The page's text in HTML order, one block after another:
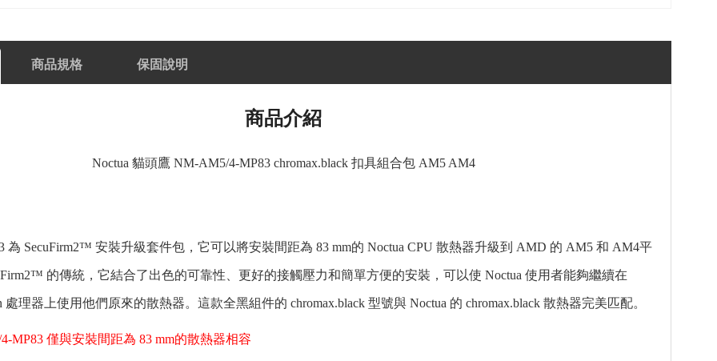
商品規格 保固說明
商品介紹
Noctua 貓頭鷹 NM-AM5/4-MP83 chromax.black 扣具組合包 AM5 AM4
為 SecuFirm2™ 安裝升級套件包，它可以將安裝間距為 83 mm的 Noctua CPU 散熱器升級到 AMD 的 AM5 和 AM4平
的傳統，它結合了出色的可靠性、更好的接觸壓力和簡單方便的安裝，可以使 Noctua 使用者能夠繼續在
處理器上使用他們原來的散熱器。這款全黑組件的 chromax.black 型號與 Noctua 的 chromax.black 散熱器完美匹配。
MP83 僅與安裝間距為 83 mm的散熱器相容